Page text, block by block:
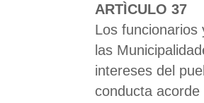
ARTÌCULO 37
Los funcionarios
las
intereses del
conducta